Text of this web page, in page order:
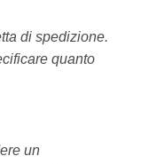
di spedizione.
quanto
un